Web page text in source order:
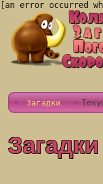
[an error occurred
Загадки